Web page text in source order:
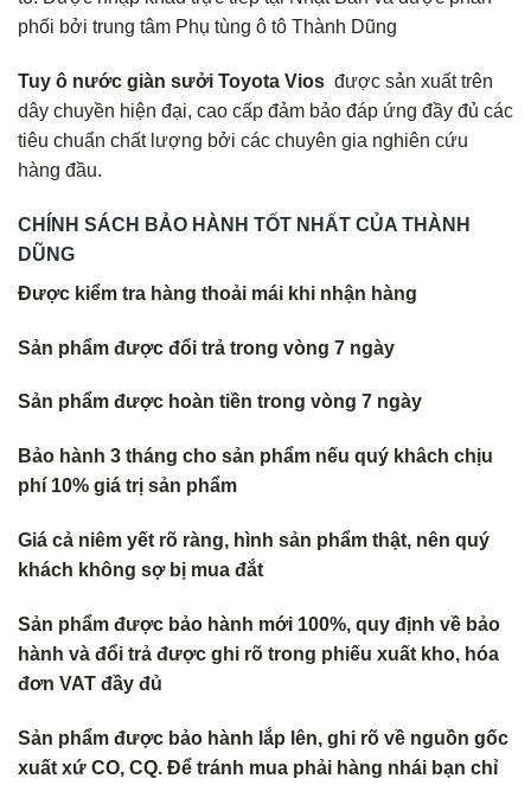
phối bởi trung tâm Phụ tùng ô tô Thành Dũng
Tuy ô nước giàn sưởi Toyota Vios được sản xuất trên
dây chuyền hiện đại, cao cấp đảm bảo đáp ứng đầy đủ các
tiêu chuẩn chất lượng bởi các chuyên gia nghiên cứu
hàng đầu.
CHÍNH SÁCH BẢO HÀNH TỐT NHẤT CỦA THÀNH
DŨNG
Được kiểm tra hàng thoải mái khi nhận hàng
Sản phẩm được đổi trả trong vòng 7 ngày
Sản phẩm được hoàn tiền trong vòng 7 ngày
Bảo hành 3 tháng cho sản phẩm nếu quý khâch chịu
phí 10% giá trị sản phẩm
Giá cả niêm yết rõ ràng, hình sản phẩm thật, nên quý
khách không sợ bị mua đắt
Sản phẩm được bảo hành mới 100%, quy định về bảo
hành và đổi trả được ghi rõ trong phiếu xuất kho, hóa
đơn VAT đầy đủ
Sản phẩm được bảo hành lắp lên, ghi rõ về nguồn gốc
xuất xứ CO, CQ. Để tránh mua phải hàng nhái bạn chỉ